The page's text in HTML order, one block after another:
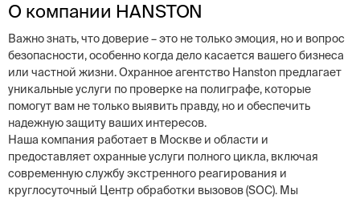
О компании HANSTON
Важно знать, что доверие – это не только эмоция, но и вопрос
безопасности, особенно когда дело касается вашего бизнеса
или частной жизни. Охранное агентство Hanston предлагает
уникальные услуги по проверке на полиграфе, которые
помогут вам не только выявить правду, но и обеспечить
надежную защиту ваших интересов.
Наша компания работает в Москве и области и
предоставляет охранные услуги полного цикла, включая
современную службу экстренного реагирования и
круглосуточный Центр обработки вызовов (SOC). Мы